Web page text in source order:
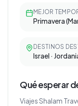
MEJOR
Primavera
DESTINOS
Israel ·
Qué esperar
Viajes Shalam